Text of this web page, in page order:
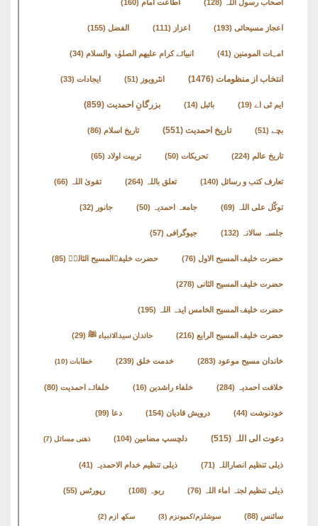
اصحاب رسول اللہ (128) اطاعت امام (160)
اعجاز مسیحائی (193) اعزاز (111) الفضل (155)
امہات المومنین (41) انبیائے کرام علیھم الصلوٰۃ والسلام (34)
انتخاب از منظومات (1476) انٹرویوز (51) ایجادات (33)
ایم ٹی اے (19) بائبل (14) بزرگانِ احمدیت (859)
بچے (51) تاریخ احمدیت (551) تاریخ اسلام (86)
تاریخ عالم (224) تحریکات (50) تربیت اولاد (65)
تعارف کتب و رسائل (140) تعلق باللہ (264) تقویٰ اللہ (66)
توکّل علی اللہ (69) جامعہ احمدیہ (50) جانور (32)
جلسہ سالانہ (132) جیوگرافی (57)
حضرت خلیفۃالمسیح الاول (76) حضرت خلیفۃالمسیح الثالثؒ (85)
حضرت خلیفۃالمسیح الثانی (278)
حضرت خلیفۃالمسیح الخامس ایدہ اللہ (195)
حضرت خلیفۃالمسیح الرابع (216) خاندان سیدالانبیاء ﷺ (29)
خاندان مسیح موعود (283) خدمت خلق (239) خطابات (10)
خلافت احمدیہ (284) خلفاء راشدین (16) خلفائے احمدیت (80)
خودنوشت (44) درویش قادیان (154) دعا (99)
دعوت الی اللہ (515) دلچسپ مضامین (104) ذھنی مسائل (7)
ذیلی تنظیم انصاراللہ (71) ذیلی تنظیم خدام الاحمدیہ (41)
ذیلی تنظیم لجنہ اماء اللہ (76) ربوہ (108) رپورٹس (55)
سائنس (88) سوشلزم/کمیونزم (3) سکھ ازم (2)